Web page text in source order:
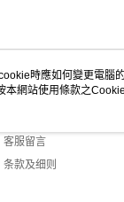
客服资讯
客服留言
条款及细则
時應如何變更電腦
本網站使用條款之